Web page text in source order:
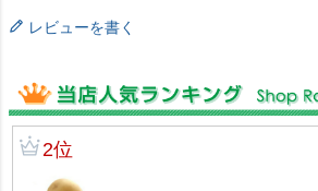
レビューを書く